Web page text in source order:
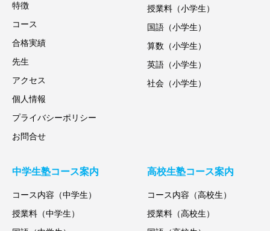
特徴
コース
合格実績
先生
アクセス
個人情報
プライバシーポリシー
お問合せ
授業料（小学生）
国語（小学生）
算数（小学生）
英語（小学生）
社会（小学生）
中学生塾コース案内
コース内容（中学生）
授業料（中学生）
高校生塾コース案内
コース内容（高校生）
授業料（高校生）